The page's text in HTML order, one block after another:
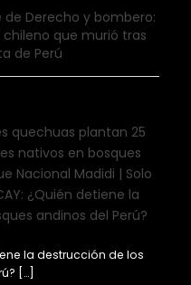
de Derecho y bombero:
chileno que murió tras
de Perú
quechuas plantan 25
nativos en bosques
Nacional Madidi | Solo
¿Quién detiene la
andinos del Perú?
la destrucción de los
[…]